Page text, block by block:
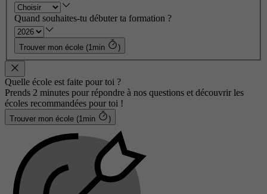
Quand souhaites-tu débuter ta formation ?
Trouver mon école (1min )
Quelle école est faite pour toi ?
Prends 2 minutes pour répondre à nos questions et découvrir les
écoles recommandées pour toi !
Trouver mon école (1min )